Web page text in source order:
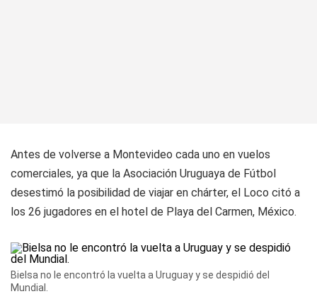
Antes de volverse a Montevideo cada uno en vuelos
comerciales, ya que la Asociación Uruguaya de Fútbol
desestimó la posibilidad de viajar en chárter, el Loco citó a
los 26 jugadores en el hotel de Playa del Carmen, México.
Bielsa no le encontró la vuelta a Uruguay y se despidió del
Mundial.